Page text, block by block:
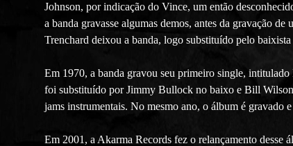
Johnson, por indicação do Vince, um então
a banda gravasse algumas demos, antes da gravação
Trenchard deixou a banda, logo substituído pelo
Em 1970, a banda gravou seu primeiro single,
foi substituído por Jimmy Bullock no baixo e Bill Wilson
jams instrumentais. No mesmo ano, o álbum é gravado
Em 2001, a Akarma Records fez o relançamento desse